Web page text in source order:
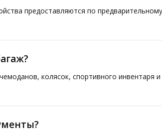
предоставляются по
колясок, спортивного инвентаря